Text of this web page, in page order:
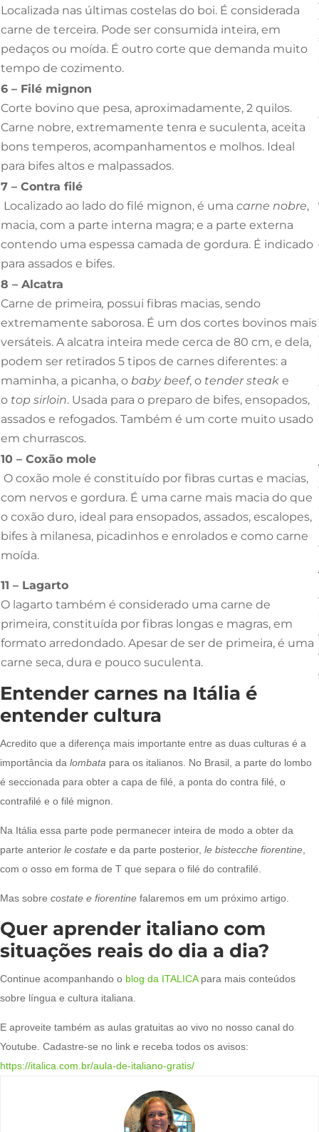
Localizada nas últimas costelas do boi. É considerada
carne de terceira. Pode ser consumida inteira, em
pedaços ou moída. É outro corte que demanda muito
tempo de cozimento.
6 – Filé mignon
Corte bovino que pesa, aproximadamente, 2 quilos.
Carne nobre, extremamente tenra e suculenta, aceita
bons temperos, acompanhamentos e molhos. Ideal
para bifes altos e malpassados.
7 – Contra filé
Localizado ao lado do filé mignon, é uma carne nobre,
macia, com a parte interna magra; e a parte externa
contendo uma espessa camada de gordura. É indicado
para assados e bifes.
8 – Alcatra
Carne de primeira, possui fibras macias, sendo
extremamente saborosa. É um dos cortes bovinos mais
versáteis. A alcatra inteira mede cerca de 80 cm, e dela,
podem ser retirados 5 tipos de carnes diferentes: a
maminha, a picanha, o baby beef, o tender steak e
o top sirloin. Usada para o preparo de bifes, ensopados,
assados e refogados. Também é um corte muito usado
em churrascos.
10 – Coxão mole
O coxão mole é constituído por fibras curtas e macias,
com nervos e gordura. É uma carne mais macia do que
o coxão duro, ideal para ensopados, assados, escalopes,
bifes à milanesa, picadinhos e enrolados e como carne
moída.
11 – Lagarto
O lagarto também é considerado uma carne de
primeira, constituída por fibras longas e magras, em
formato arredondado. Apesar de ser de primeira, é uma
carne seca, dura e pouco suculenta.
Entender carnes na Itália é
entender cultura
Acredito que a diferença mais importante entre as duas culturas é a
importância da lombata para os italianos. No Brasil, a parte do lombo
é seccionada para obter a capa de filé, a ponta do contra filé, o
contrafilé e o filé mignon.
Na Itália essa parte pode permanecer inteira de modo a obter da
parte anterior le costate e da parte posterior, le bistecche fiorentine
com o osso em forma de T que separa o filé do contrafilé.
Mas sobre costate e fiorentine falaremos em um próximo artigo.
Quer aprender italiano com
situações reais do dia a dia?
Continue acompanhando o blog da ITALICApara mais conteúdos
sobre língua e cultura italiana.
E aproveite também as aulas gratuitas ao vivo no nosso canal do
Youtube. Cadastre-se no link e receba todos os avisos:
https://italica.com.br/aula-de-italiano-gratis/